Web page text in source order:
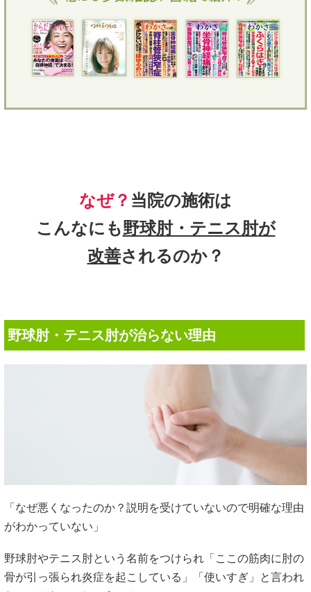
なぜ？ 当院の施術は
こんなにも野球肘・テニス肘が
改善されるのか？
野球肘・テニス肘が治らない理由
「なぜ悪くなったのか？説明を受けていないので明確な理由
がわかっていない」
野球肘やテニス肘という名前をつけられ「ここの筋肉に肘の
骨が引っ張られ炎症を起こしている」「使いすぎ」と言われ